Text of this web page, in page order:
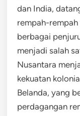
dan India,
rempah-
berbagai
menjadi salah
Nusantara
kekuatan
Belanda, yang
perdagangan